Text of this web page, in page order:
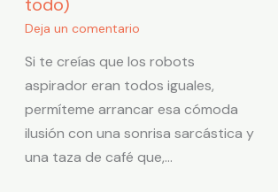
todo)
Deja un comentario
Si te creías que los robots
aspirador eran todos iguales,
permíteme arrancar esa cómoda
ilusión con una sonrisa sarcástica y
una taza de café que,…